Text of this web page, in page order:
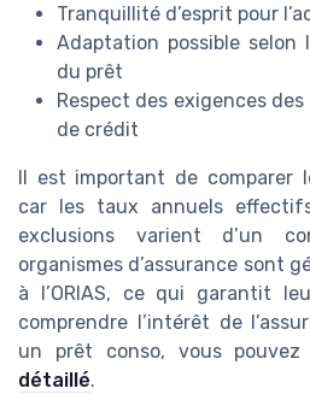
Tranquillité d’esprit pour
Adaptation possible
du prêt
Respect des exigences
de crédit
Il est important de comparer
car les taux annuels
exclusions varient d’un
organismes d’assurance sont
à l’ORIAS, ce qui garantit
comprendre l’intérêt de
un prêt conso, vous pouvez
détaillé.